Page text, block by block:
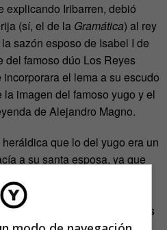
explicando Iribarren, debió
(sí, el de la Gramática) al rey
sazón esposo de Isabel I de
del famoso dúo Los Reyes
el lema a su escudo
imagen del famoso yugo y el
de Alejandro Magno.
que lo del yugo era un
a su santa esposa, ya que
(escrito en la época Ysabel).
su escudo un haz de flechas